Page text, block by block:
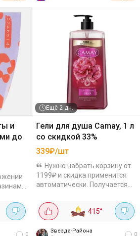
и
до
скидки,
0
Ещё 2 дн.
Гели для душа Camay, 1 л
со скидкой 33%
339₽/шт
Нужно набрать корзину от
1199₽ и скидка применится
автоматически. Получается
акцииПродлится до 12
августа.
415°
Звезда-Района
0